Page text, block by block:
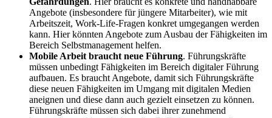
Angebote (insbesondere für jüngere Mitarbeiter), wie mit
Arbeitszeit, Work-Life-Fragen konkret umgegangen werden
kann. Hier könnten Angebote zum Ausbau der Fähigkeiten im
Bereich Selbstmanagement helfen.
Mobile Arbeit braucht neue Führung. Führungskräfte
müssen unbedingt Fähigkeiten im Bereich digitaler Führung
aufbauen. Es braucht Angebote, damit sich Führungskräfte
diese neuen Fähigkeiten im Umgang mit digitalen Medien
aneignen und diese dann auch gezielt einsetzen zu können.
Führungskräfte müssen sich dabei ihrer zunehmend